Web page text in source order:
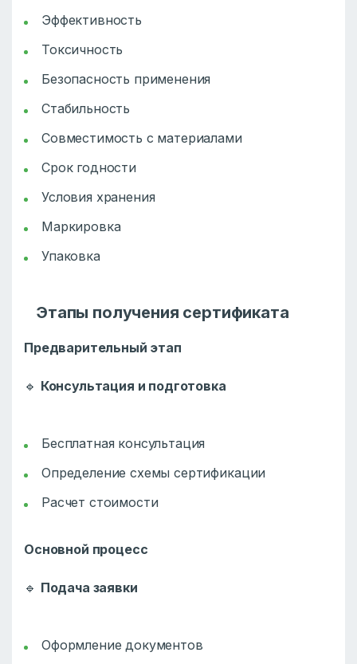
Эффективность
Токсичность
Безопасность применения
Стабильность
Совместимость с материалами
Срок годности
Условия хранения
Маркировка
Упаковка
Этапы получения сертификата
Предварительный этап
🔹 Консультация и подготовка
Бесплатная консультация
Определение схемы сертификации
Расчет стоимости
Основной процесс
🔹 Подача заявки
Оформление документов